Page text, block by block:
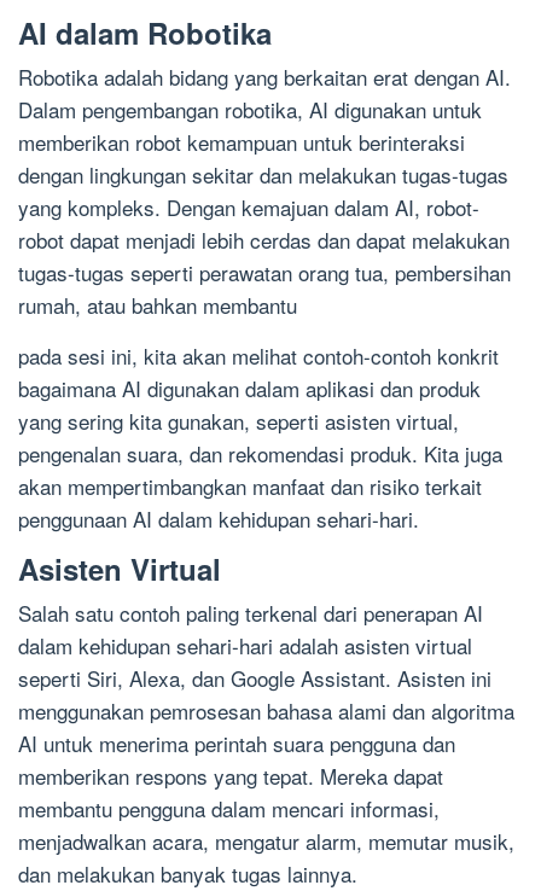
AI dalam Robotika
Robotika adalah bidang yang berkaitan erat dengan AI.
Dalam pengembangan robotika, AI digunakan untuk
memberikan robot kemampuan untuk berinteraksi
dengan lingkungan sekitar dan melakukan tugas-tugas
yang kompleks. Dengan kemajuan dalam AI, robot-
robot dapat menjadi lebih cerdas dan dapat melakukan
tugas-tugas seperti perawatan orang tua, pembersihan
rumah, atau bahkan membantu
pada sesi ini, kita akan melihat contoh-contoh konkrit
bagaimana AI digunakan dalam aplikasi dan produk
yang sering kita gunakan, seperti asisten virtual,
pengenalan suara, dan rekomendasi produk. Kita juga
akan mempertimbangkan manfaat dan risiko terkait
penggunaan AI dalam kehidupan sehari-hari.
Asisten Virtual
Salah satu contoh paling terkenal dari penerapan AI
dalam kehidupan sehari-hari adalah asisten virtual
seperti Siri, Alexa, dan Google Assistant. Asisten ini
menggunakan pemrosesan bahasa alami dan algoritma
AI untuk menerima perintah suara pengguna dan
memberikan respons yang tepat. Mereka dapat
membantu pengguna dalam mencari informasi,
menjadwalkan acara, mengatur alarm, memutar musik,
dan melakukan banyak tugas lainnya.